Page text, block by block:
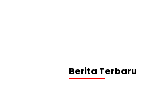
Berita Terbaru